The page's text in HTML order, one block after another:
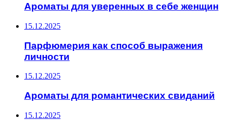
Ароматы для уверенных в себе женщин
15.12.2025
Парфюмерия как способ выражения
личности
15.12.2025
Ароматы для романтических свиданий
15.12.2025